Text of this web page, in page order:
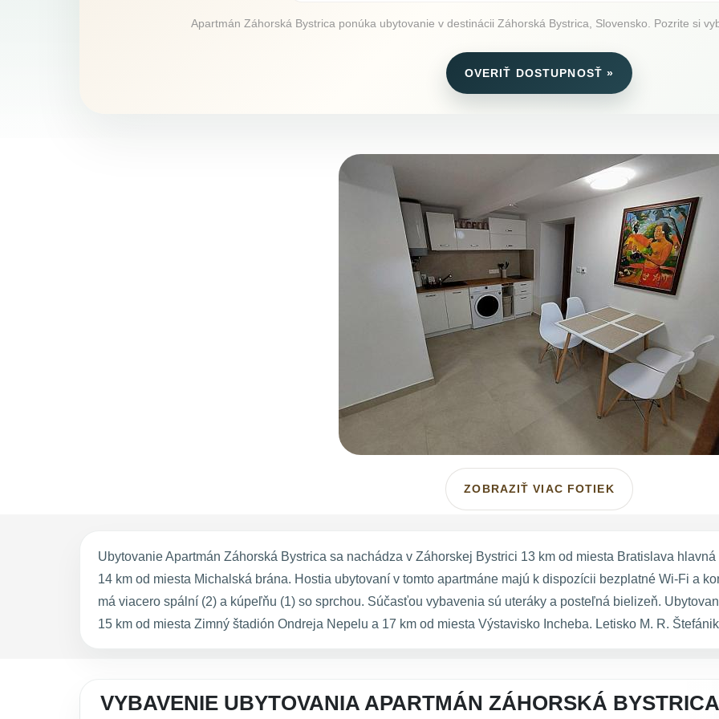
Apartmán Záhorská Bystrica ponúka ubytovanie v destinácii Záhorská Bystrica, Slovensko. Pozrite si
OVERIŤ DOSTUPNOSŤ »
ZOBRAZIŤ VIAC FOTIEK
Ubytovanie Apartmán Záhorská Bystrica sa nachádza v Záhorskej Bystrici 13 km od miesta Bratislava
14 km od miesta Michalská brána. Hostia ubytovaní v tomto apartmáne majú k dispozícii bezplatné Wi-Fi a
má viacero spální (2) a kúpeľňu (1) so sprchou. Súčasťou vybavenia sú uteráky a posteľná bielizeň.
15 km od miesta Zimný štadión Ondreja Nepelu a 17 km od miesta Výstavisko Incheba. Letisko M. R.
VYBAVENIE UBYTOVANIA APARTMÁN ZÁHORSKÁ BYSTRICA